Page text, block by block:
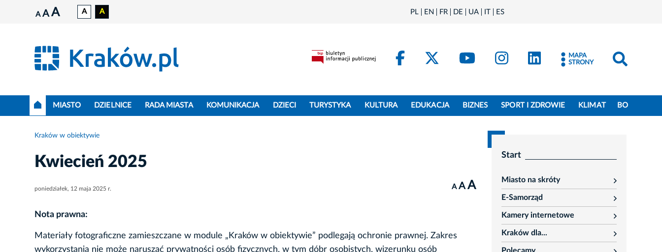
A A A A A PL EN FR DE UA IT ES
FacebookKraków - X
Kraków - YouTube
Kraków - Instagram
Kraków - LinkedIn
MAPA
STRONY
MIASTO DZIELNICE RADA MIASTA KOMUNIKACJA DZIECI TURYSTYKA KULTURA EDUKACJA BIZNES SPORT I ZDROWIE KLIMAT BO
Kraków w obiektywie
Kwiecień 2025
poniedziałek, 12 maja 2025 r. A A A
Nota prawna:
Materiały fotograficzne zamieszczane w module „Kraków w obiektywie” podlegają ochronie prawnej. Zakres
wykorzystania nie może naruszać prywatności osób fizycznych, w tym dóbr osobistych, wizerunku osób
Start
Miasto na skróty
rozwiń
E-Samorząd
rozwiń
Kamery internetowe
rozwiń
Kraków dla...
rozwiń